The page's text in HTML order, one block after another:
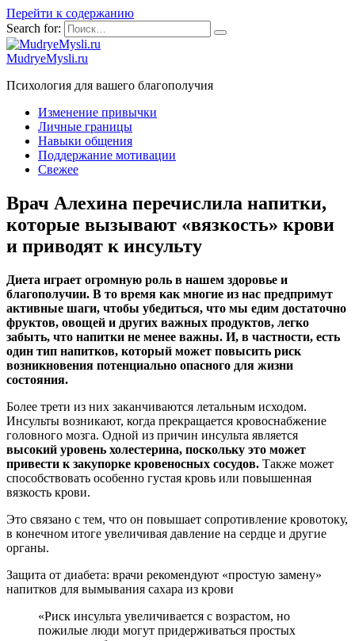
Перейти к содержанию
Search for:
MudryeMysli.ru
Психология для вашего благополучия
Изменение привычки
Личные границы
Навыки общения
Поддержание мотивации
Свежее
Врач Алехина перечислила напитки,
которые вызывают «вязкость» крови
и приводят к инсульту
Диета играет огромную роль в нашем здоровье и
благополучии. В то время как многие из нас предпримут
активные шаги, чтобы убедиться, что мы едим достаточно
фруктов, овощей и других важных продуктов, легко
забыть, что напитки не менее важны. И, в частности, есть
один тип напитков, который может повысить риск
возникновения потенциально опасного для жизни
состояния.
Более трети из них заканчиваются летальным исходом.
Инсульты возникают, когда прекращается кровоснабжение
головного мозга. Одной из причин инсульта является
высокий уровень холестерина, поскольку это может
привести к закупорке кровеносных сосудов. Также может
способствовать особенно густая кровь или повышенная
вязкость крови.
Это связано с тем, что он повышает сопротивление кровотоку,
в конечном итоге увеличивая давление на сердце и другие
органы.
Защита от диабета: врачи рекомендуют «простую замену»
напитков для вымывания сахара из крови
«Риск инсульта увеличивается с возрастом, но
пожилые люди могут придерживаться простых